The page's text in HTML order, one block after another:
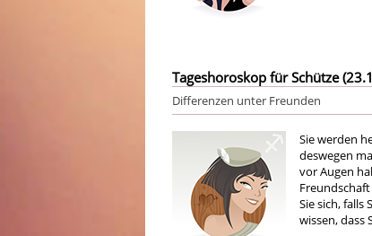
Tageshoroskop für Schütze
Differenzen unter Freunden
Sie werden
deswegen
vor Augen
Sie sich, falls
wissen, dass